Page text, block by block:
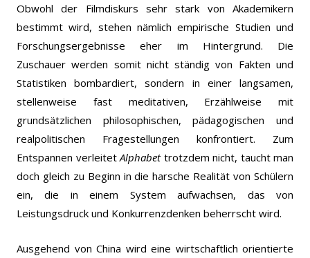
Obwohl der Filmdiskurs sehr stark von Akademikern
bestimmt wird, stehen nämlich empirische Studien und
Forschungsergebnisse eher im Hintergrund. Die
Zuschauer werden somit nicht ständig von Fakten und
Statistiken bombardiert, sondern in einer langsamen,
stellenweise fast meditativen, Erzählweise mit
grundsätzlichen philosophischen, pädagogischen und
realpolitischen Fragestellungen konfrontiert. Zum
Entspannen verleitet Alphabettrotzdem nicht, taucht man
doch gleich zu Beginn in die harsche Realität von Schülern
ein, die in einem System aufwachsen, das von
Leistungsdruck und Konkurrenzdenken beherrscht wird.
Ausgehend von China wird eine wirtschaftlich orientierte